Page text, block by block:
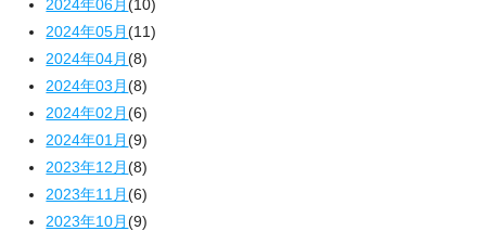
2024年06月(10)
2024年05月(11)
2024年04月(8)
2024年03月(8)
2024年02月(6)
2024年01月(9)
2023年12月(8)
2023年11月(6)
2023年10月(9)